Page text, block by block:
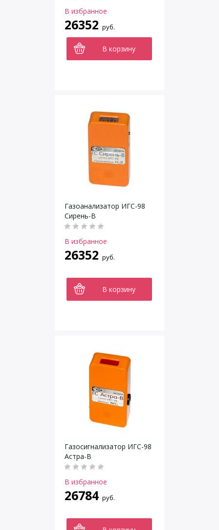
В избранное
26352 руб.
В корзину
Газоанализатор ИГС-98
Сирень-В
В избранное
26352 руб.
В корзину
Газосигнализатор ИГС-98
Астра-В
В избранное
26784 руб.